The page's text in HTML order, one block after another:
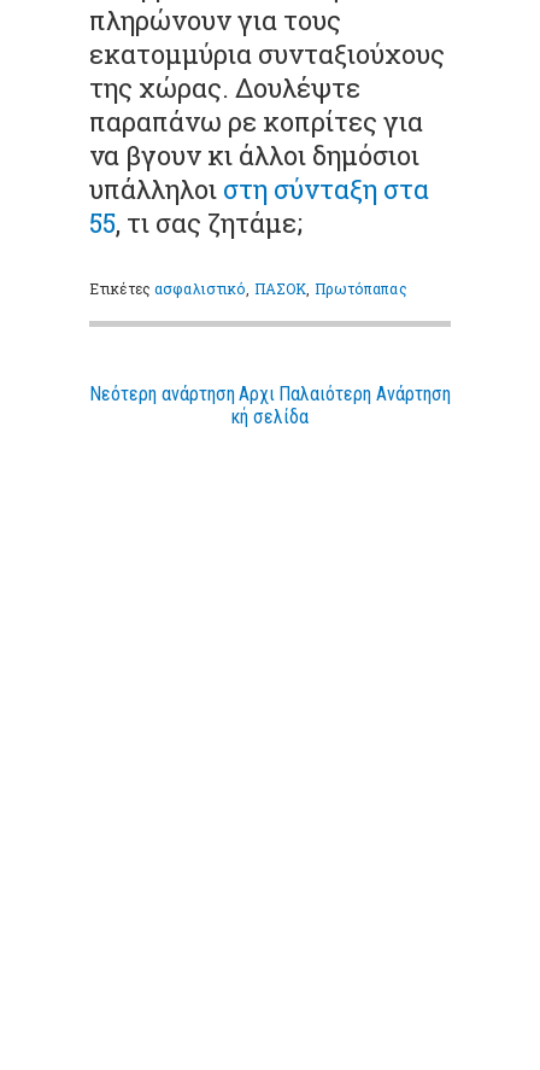
πληρώνουν για τους
εκατομμύρια συνταξιούχους
της χώρας. Δουλέψτε
παραπάνω ρε κοπρίτες για
να βγουν κι άλλοι δημόσιοι
υπάλληλοι στη σύνταξη στα
55, τι σας ζητάμε;
Ετικέτεςασφαλιστικό ΠΑΣΟΚ Πρωτόπαπας
Νεότερη ανάρτηση Παλαιότερη Ανάρτηση
Αρχι
κή σελίδα